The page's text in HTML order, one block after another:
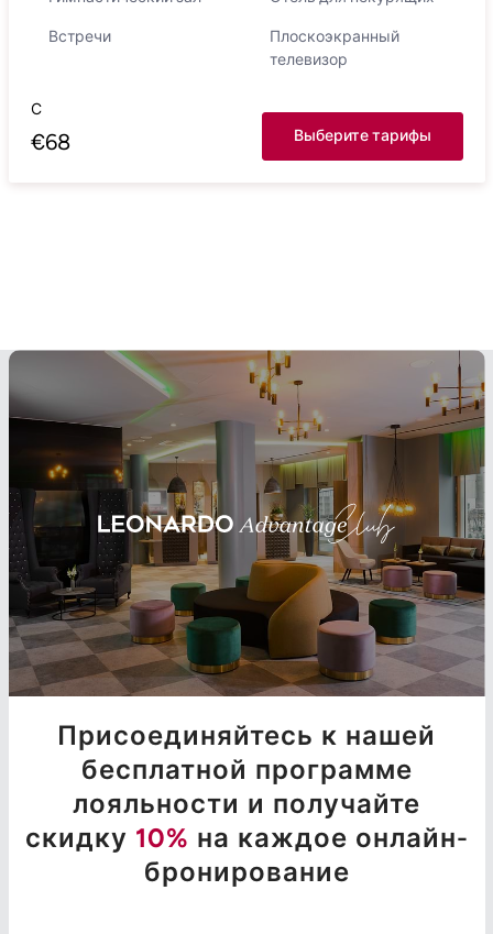
Встречи
Плоскоэкранный
телевизор
С
€68 Выберите тарифы
Присоединяйтесь к нашей
бесплатной программе
лояльности и получайте
скидку 10% на каждое онлайн-
бронирование